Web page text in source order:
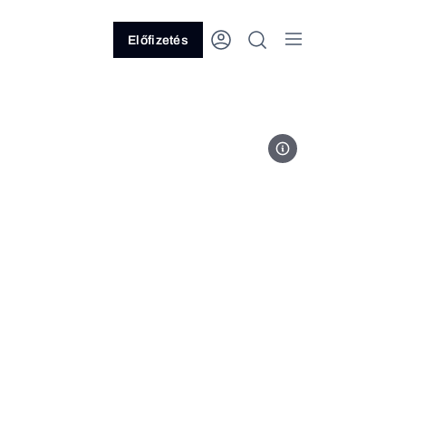
Előfizetés
Unsplash // Josh Olalde